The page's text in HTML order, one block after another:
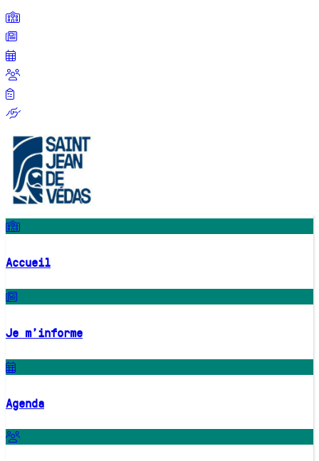
Accueil
Je m'informe
Agenda